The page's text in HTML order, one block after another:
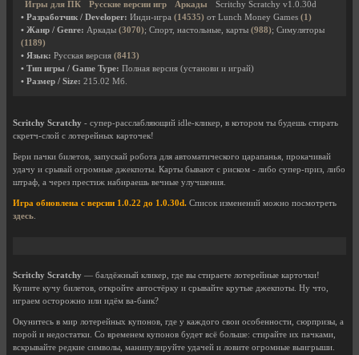
Игры для ПК
Русские версии игр Аркады
Scritchy Scratchy v1.0.30d
• Разработчик / Developer: Инди-игра (14535) от Lunch Money Games (1)
• Жанр / Genre: Аркады (3070); Спорт, настольные, карты (988); Симуляторы
(1189)
• Язык: Русская версия (8413)
• Тип игры / Game Type: Полная версия (установи и играй)
• Размер / Size: 215.02 Мб.
Scritchy Scratchy - супер-расслабляющий idle-кликер, в котором ты будешь стирать
скретч-слой с лотерейных карточек!
Бери пачки билетов, запускай робота для автоматического царапанья, прокачивай
удачу и срывай огромные джекпоты. Карты бывают с риском - либо супер-приз, либо
штраф, а через престиж набираешь вечные улучшения.
Игра обновлена с версии 1.0.22 до 1.0.30d. Список изменений можно посмотреть
здесь.
Scritchy Scratchy — балдёжный кликер, где вы стираете лотерейные карточки!
Купите кучу билетов, откройте автостёрку и срывайте крутые джекпоты. Ну что,
играем осторожно или идём ва-банк?
Окунитесь в мир лотерейных купонов, где у каждого свои особенности, сюрпризы, а
порой и недостатки. Со временем купонов будет всё больше: стирайте их пачками,
вскрывайте редкие символы, манипулируйте удачей и ловите огромные выигрыши.